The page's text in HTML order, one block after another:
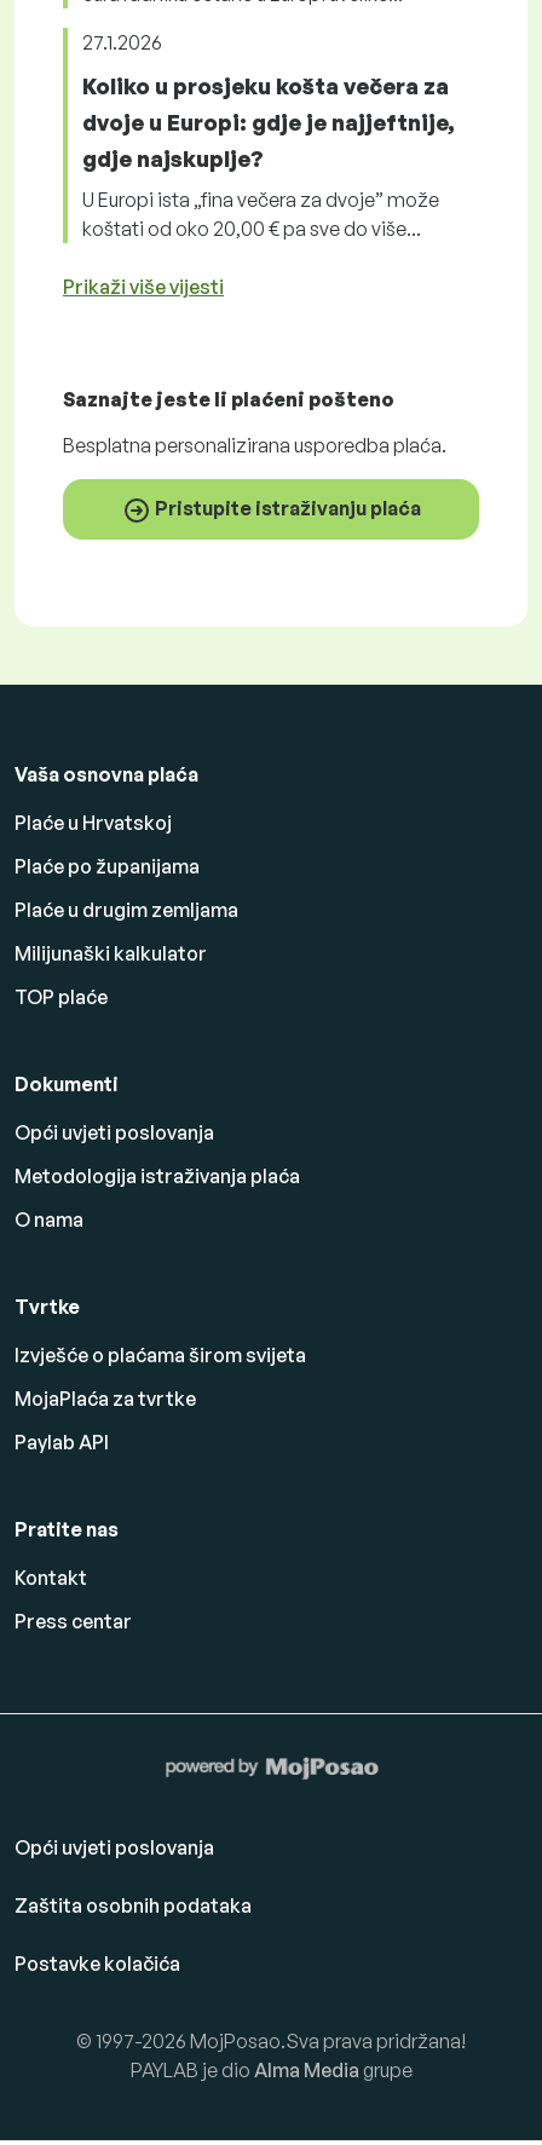
27.1.2026
Koliko u prosjeku košta večera za
dvoje u Europi: gdje je najjeftnije,
gdje najskuplje?
U Europi ista „fina večera za dvoje” može
koštati od oko 20,00 € pa sve do više...
Prikaži više vijesti
Saznajte jeste li plaćeni pošteno
Besplatna personalizirana usporedba plaća.
Pristupite istraživanju plaća
Vaša osnovna plaća
Plaće u Hrvatskoj
Plaće po županijama
Plaće u drugim zemljama
Milijunaški kalkulator
TOP plaće
Dokumenti
Opći uvjeti poslovanja
Metodologija istraživanja plaća
O nama
Tvrtke
Izvješće o plaćama širom svijeta
MojaPlaća za tvrtke
Paylab API
Pratite nas
Kontakt
Press centar
Opći uvjeti poslovanja
Zaštita osobnih podataka
Postavke kolačića
© 1997-2026 MojPosao.Sva prava pridržana!
PAYLAB je dio Alma Media grupe